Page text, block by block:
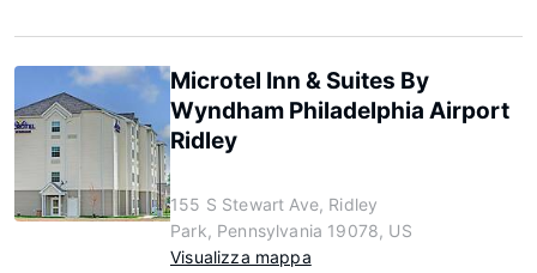
Microtel Inn & Suites By
Wyndham Philadelphia Airport
Ridley
155 S Stewart Ave, Ridley
Park, Pennsylvania 19078, US
Visualizza mappa